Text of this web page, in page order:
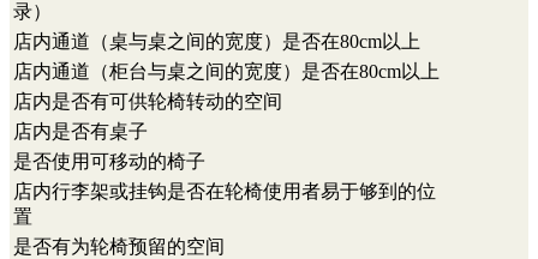
录）
店内通道（桌与桌之间的宽度）是否在80cm以上
店内通道（柜台与桌之间的宽度）是否在80cm以上
店内是否有可供轮椅转动的空间
店内是否有桌子
是否使用可移动的椅子
店内行李架或挂钩是否在轮椅使用者易于够到的位
置
是否有为轮椅预留的空间